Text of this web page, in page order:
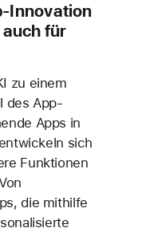
Innovation
für
zu einem
des App-
Apps in
sich
Funktionen
die mithilfe